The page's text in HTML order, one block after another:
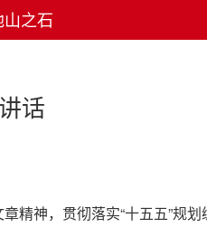
山之石
话
精神，贯彻落实“十五五”规